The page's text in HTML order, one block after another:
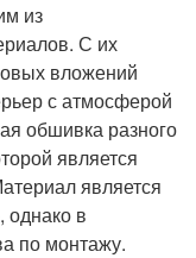
из
С их
вложений
с атмосферой
обшивка разного
является
является
однако в
по монтажу.